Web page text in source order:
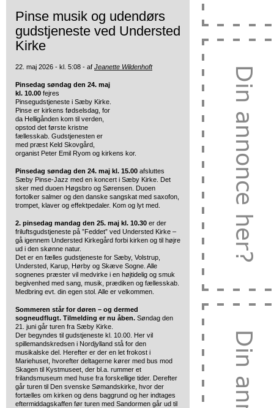
Pinse musik og udendørs
gudstjeneste ved Understed
Kirke
22. maj 2026 - kl. 5:08 - af Jeanette Wildenhoft
Pinsedag søndag den 24. maj
kl. 10.00 fejres
Pinsegudstjeneste i Sæby Kirke.
Pinse er kirkens fødselsdag, for
da Helligånden kom til verden,
opstod det første kristne
fællesskab. Gudstjenesten er
med præst Keld Skovgård,
organist Peter Emil Ryom og kirkens kor.
Pinsedag søndag den 24. maj kl. 15.00 afsluttes
Sæby Pinse-Jazz med en koncert i Sæby Kirke. Det
sker med duoen Høgsbro og Sørensen. Duoen
fortolker salmer og den danske sangskat med saxofon,
trompet, klaver og effektpedaler. Kom og lyt med.
2. pinsedag mandag den 25. maj kl. 10.30 er der
friluftsgudstjeneste på ”Feddet” ved Understed Kirke –
gå igennem Understed Kirkegård forbi kirken og til højre
ud i den skønne natur.
Det er en fælles gudstjeneste for Sæby, Volstrup,
Understed, Karup, Hørby og Skæve Sogne. Alle
sognenes præster vil medvirke i en højtidelig og smuk
begivenhed med sang, musik, prædiken og fællesskab.
Medbring evt. din egen stol. Alle er velkommen.
Sommeren står for døren – og dermed
sogneudflugt. Tilmelding er nu åben. Søndag den
21. juni går turen fra Sæby Kirke.
Der begyndes til gudstjeneste kl. 10.00. Her vil
spillemandskredsen i Nordjylland stå for den
musikalske del. Herefter er der en let frokost i
Mariehuset, hvorefter deltagerne kører med bus mod
Skagen til Kystmuseet, der bl.a. rummer et
frilandsmuseum med huse fra forskellige tider. Derefter
går turen til Den svenske Sømandskirke, hvor der
fortælles om kirken og dens baggrund og her indtages
eftermiddagskaffen før turen med Sandormen går ud til